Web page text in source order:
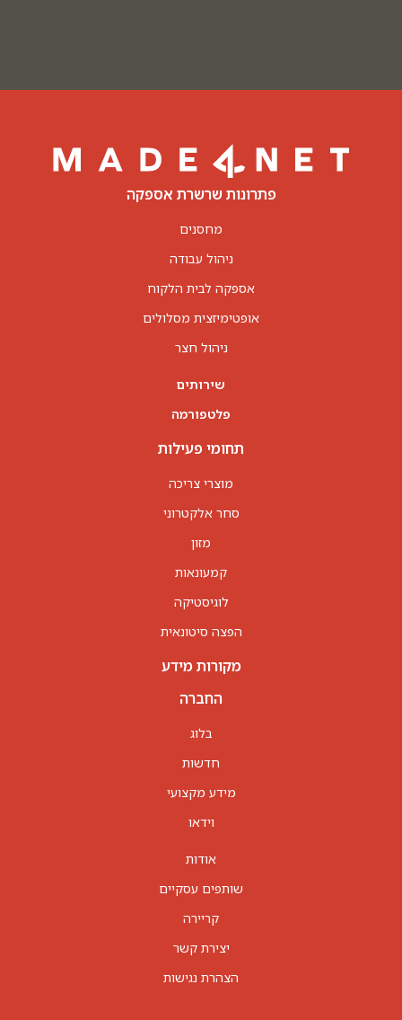
פתרונות שרשרת אספקה
מחסנים
ניהול עבודה
אספקה לבית הלקוח
אופטימיזצית מסלולים
ניהול חצר
שירותים
פלטפורמה
תחומי פעילות
מוצרי צריכה
סחר אלקטרוני
מזון
קמעונאות
לוגיסטיקה
הפצה סיטונאית
מקורות מידע
החברה
בלוג
חדשות
מידע מקצועי
וידאו
אודות
שותפים עסקיים
קריירה
יצירת קשר
הצהרת נגישות